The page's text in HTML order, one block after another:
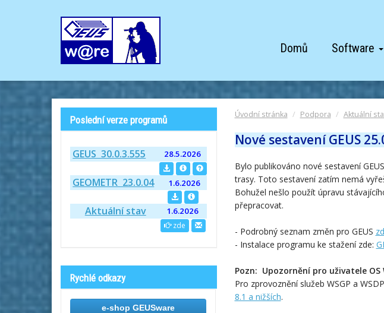
Domů Software
Úvodní stránka Podpora Aktuální
Nové sestavení GEUS
Bylo publikováno nové sestavení
trasy. Toto sestavení zatím nemá
Bohužel nešlo použít úpravu
přepracovat.
- Podrobný seznam změn pro GEUS
- Instalace programu ke stažení zde:
Pozn: Upozornění pro uživatele OS
Pro zprovoznění služeb WSGP a
8.1 a nižších.
Poslední verze programů
GEUS 30.0.3.555 28.5.2026
GEOMETR 23.0.04 1.6.2026
Aktuální stav 1.6.2026
zde
Rychlé odkazy
e-shop GEUSware